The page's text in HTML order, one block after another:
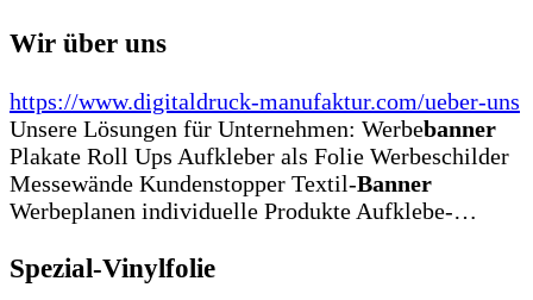
Wir über uns
https://www.digitaldruck-manufaktur.com/ueber-uns
Unsere Lösungen für Unternehmen: Werbebanner
Plakate Roll Ups Aufkleber als Folie Werbeschilder
Messewände Kundenstopper Textil-Banner
Werbeplanen individuelle Produkte Aufklebe-…
Spezial-Vinylfolie